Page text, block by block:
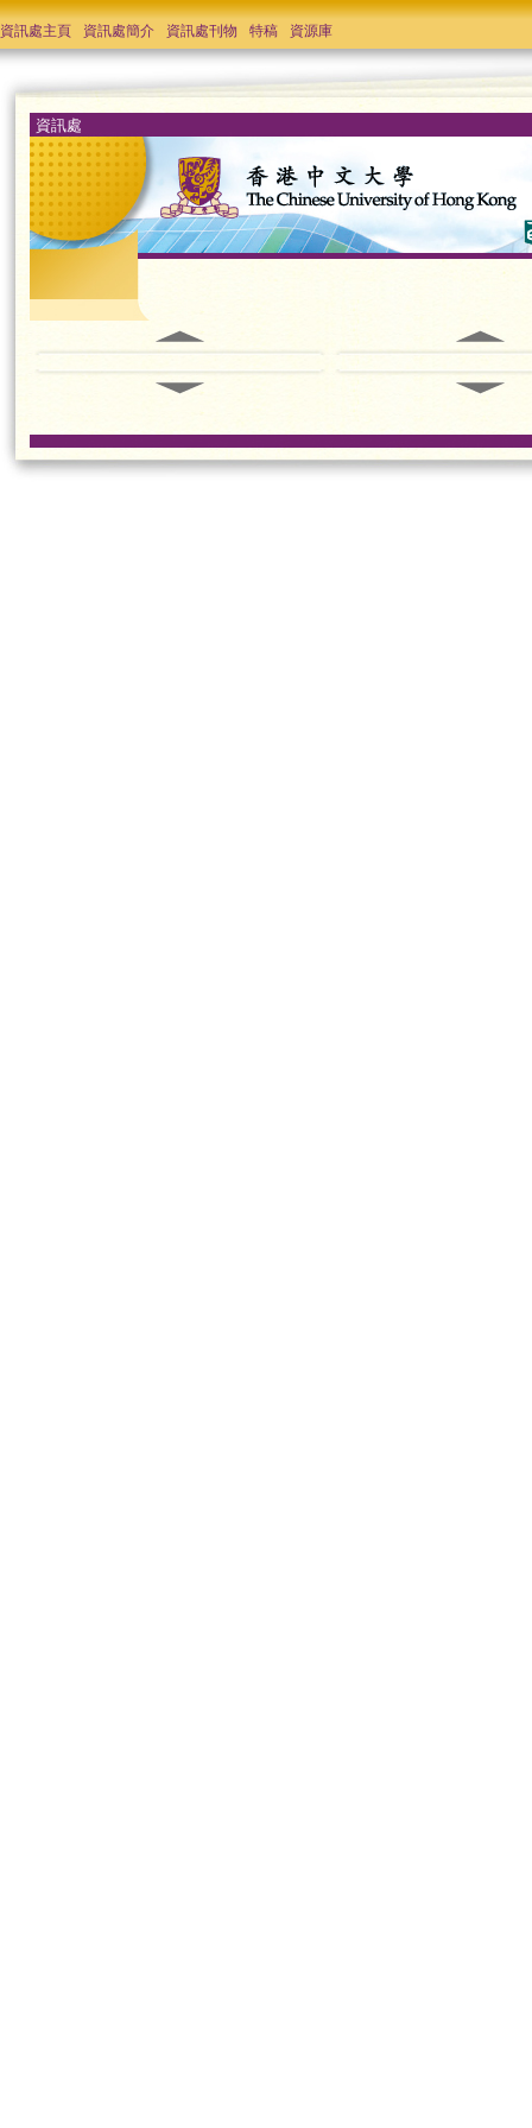
資訊處主頁 資訊處簡介 資訊處刊物 特稿 資源庫
資訊處